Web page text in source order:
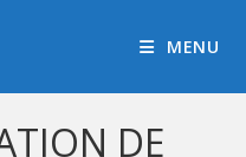
MENU
DE